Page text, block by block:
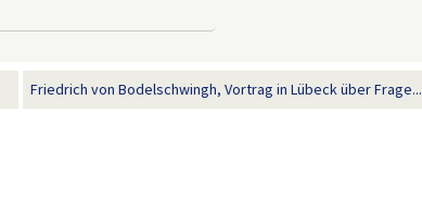
Friedrich von Bodelschwingh, Vortrag in Lübeck über Frage...